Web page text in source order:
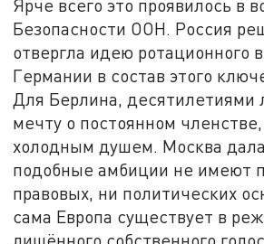
Ярче всего это проявилось в
Безопасности ООН. Россия
отвергла идею ротационного
Германии в состав этого
Для Берлина, десятилетиями
мечту о постоянном членстве,
холодным душем. Москва
подобные амбиции не имеют
правовых, ни политических
сама Европа существует в